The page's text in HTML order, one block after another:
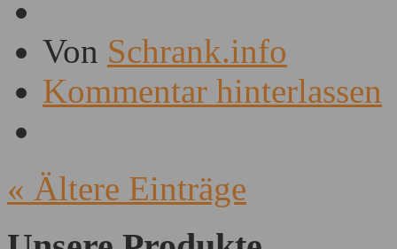
Von Schrank.info
Kommentar hinterlassen
« Ältere Einträge